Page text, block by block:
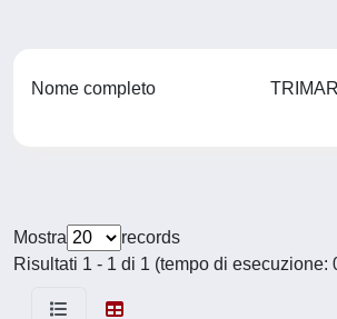
Nome completo
Mostra
records
Risultati 1 - 1 di 1 (tempo di esecuzione: